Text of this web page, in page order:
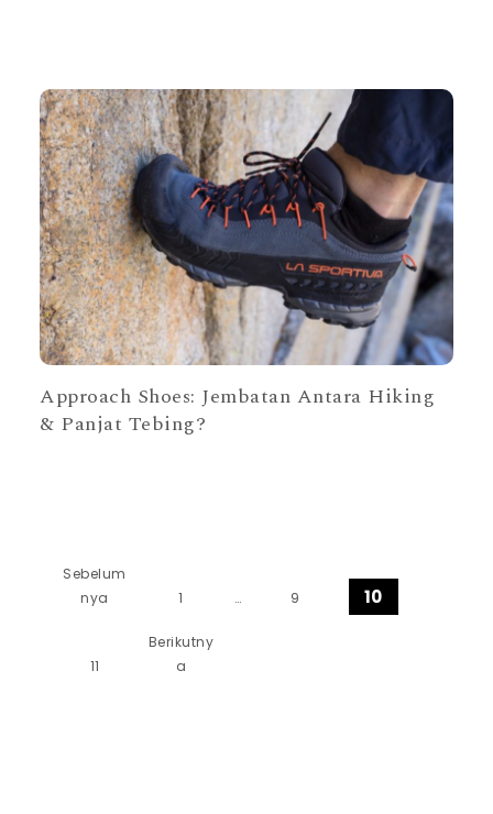
Approach Shoes: Jembatan Antara Hiking
& Panjat Tebing?
Paginasi pos
Sebelum
nya
1 … 9 10
11
Berikutny
a